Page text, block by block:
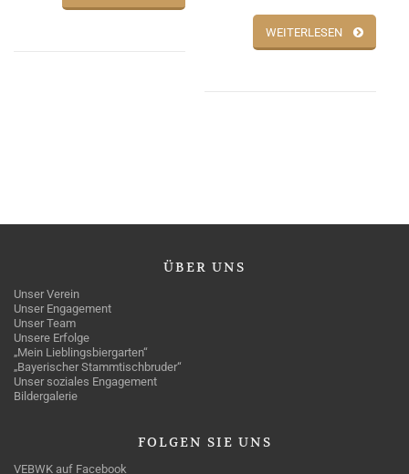
WEITERLESEN
ÜBER UNS
Unser Verein
Unser Engagement
Unser Team
Unsere Erfolge
„Mein Lieblingsbiergarten“
„Bayerischer Stammtischbruder“
Unser soziales Engagement
Bildergalerie
FOLGEN SIE UNS
VEBWK auf Facebook